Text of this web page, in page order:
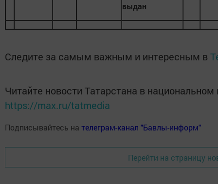
выдан
Следите за самым важным и интересным в
Читайте новости Татарстана в
https://max.ru/tatmedia
Подписывайтесь на телеграм-канал "Бавлы-информ"
Перейти на страницу